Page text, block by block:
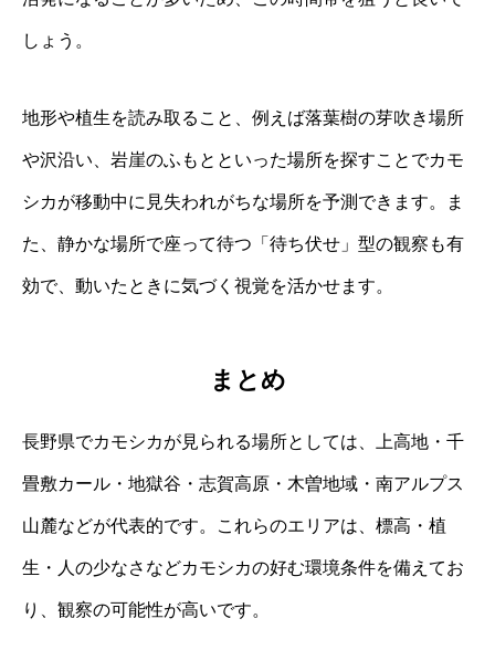
しょう。
地形や植生を読み取ること、例えば落葉樹の芽吹き場所
や沢沿い、岩崖のふもとといった場所を探すことでカモ
シカが移動中に見失われがちな場所を予測できます。ま
た、静かな場所で座って待つ「待ち伏せ」型の観察も有
効で、動いたときに気づく視覚を活かせます。
まとめ
長野県でカモシカが見られる場所としては、上高地・千
畳敷カール・地獄谷・志賀高原・木曽地域・南アルプス
山麓などが代表的です。これらのエリアは、標高・植
生・人の少なさなどカモシカの好む環境条件を備えてお
り、観察の可能性が高いです。